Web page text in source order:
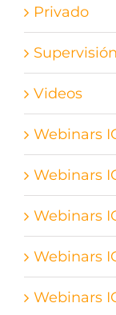
Privado
Supervisión
Videos
Webinars
Webinars
Webinars
Webinars
Webinars